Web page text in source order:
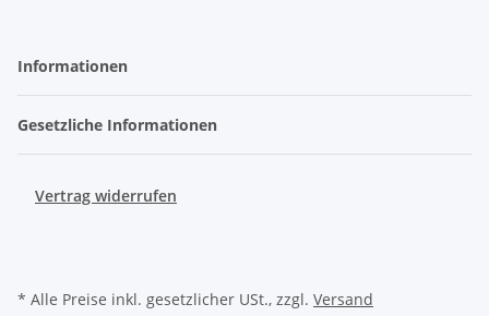
Informationen
Gesetzliche Informationen
Vertrag widerrufen
* Alle Preise inkl. gesetzlicher USt., zzgl. Versand